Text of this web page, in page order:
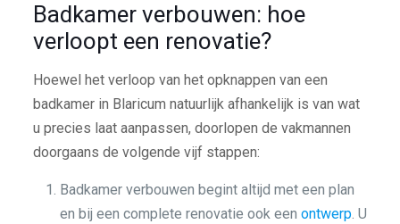
Badkamer verbouwen: hoe
verloopt een renovatie?
Hoewel het verloop van het opknappen van een
badkamer in Blaricum natuurlijk afhankelijk is van wat
u precies laat aanpassen, doorlopen de vakmannen
doorgaans de volgende vijf stappen:
Badkamer verbouwen begint altijd met een plan
en bij een complete renovatie ook een ontwerp. U